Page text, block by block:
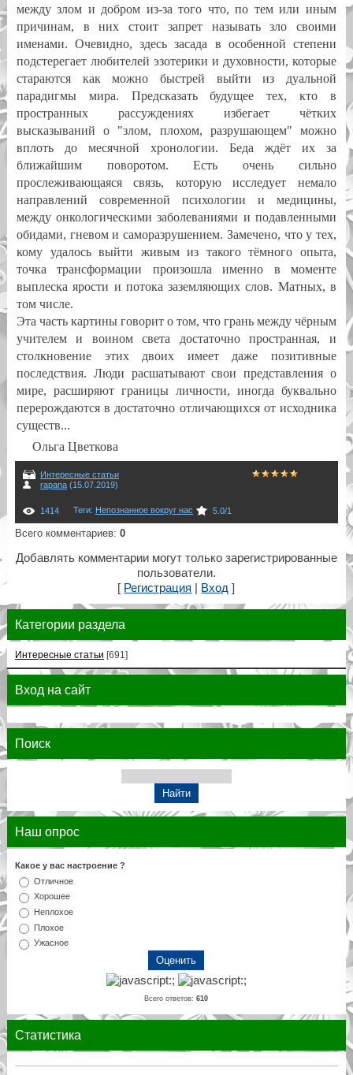
между злом и добром из-за того что, по тем или иным
причинам, в них стоит запрет называть зло своими
именами. Очевидно, здесь засада в особенной степени
подстерегает любителей эзотерики и духовности, которые
стараются как можно быстрей выйти из дуальной
парадигмы мира. Предсказать будущее тех, кто в
пространных рассуждениях избегает чётких
высказываний о "злом, плохом, разрушающем" можно
вплоть до месячной хронологии. Беда ждёт их за
ближайшим поворотом. Есть очень сильно
прослеживающаяся связь, которую исследует немало
направлений современной психологии и медицины,
между онкологическими заболеваниями и подавленными
обидами, гневом и саморазрушением. Замечено, что у тех,
кому удалось выйти живым из такого тёмного опыта,
точка трансформации произошла именно в моменте
выплеска ярости и потока заземляющих слов. Матных, в
том числе.
Эта часть картины говорит о том, что грань между чёрным
учителем и воином света достаточно пространная, и
столкновение этих двоих имеет даже позитивные
последствия. Люди расшатывают свои представления о
мире, расширяют границы личности, иногда буквально
перерождаются в достаточно отличающихся от исходника
существ...
Ольга Цветкова
Интересные статьи
rapana(15.07.2019)
1414 Теги: Непознанное вокруг нас 5.0/1
Всего комментариев: 0
Добавлять комментарии могут только зарегистрированные
пользователи.
[ Регистрация Вход ]
Категории раздела
Интересные статьи [691]
Вход на сайт
Поиск
Наш опрос
Какое у вас настроение ?
Отличное
Хорошее
Неплохое
Плохое
Ужасное
Всего ответов:610
Статистика